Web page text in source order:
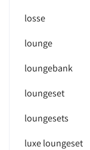
losse
lounge
loungebank
loungeset
loungesets
luxe loungeset